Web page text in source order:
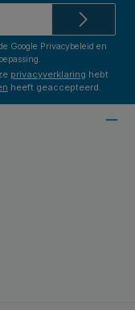
Google Privacybeleid en
privacyverklaring hebt
heeft geaccepteerd.